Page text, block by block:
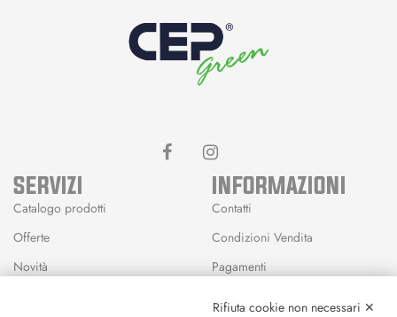
SERVIZI
Catalogo prodotti
Offerte
Novità
INFORMAZIONI
Contatti
Condizioni Vendita
Pagamenti
Rifiuta cookie non necessari ✕